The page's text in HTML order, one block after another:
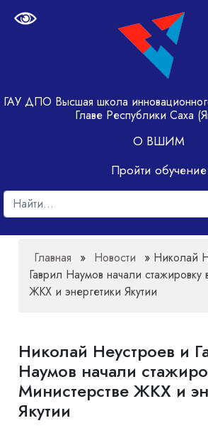
ГАУ ДПО Высшая школа
Главе Республики Саха
О ВШИМ
Пройти обучение
Главная » Новости » Николай
Гаврил Наумов начали стажировку
ЖКХ и энергетики Якутии
Николай Неустроев и
Наумов начали
Министерстве ЖКХ и
Якутии